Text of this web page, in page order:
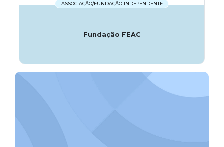
ASSOCIAÇÃO/FUNDAÇÃO INDEPENDENTE
Fundação FEAC